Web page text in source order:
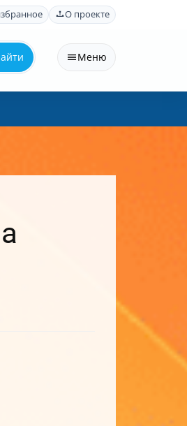
О проекте
Меню